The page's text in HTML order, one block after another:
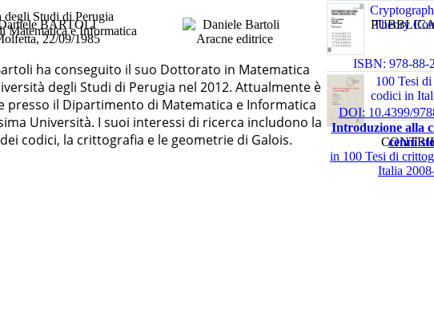
BARTOLI
22/09/1985
degli Studi di Perugia
Matematica e Informatica
ha conseguito il suo Dottorato in Matematica
degli Studi di Perugia nel 2012. Attualmente è
presso il Dipartimento di Matematica e Informatica
Università. I suoi interessi di ricerca includono la
codici, la crittografia e le geometrie di Galois.
Theory
ISBN: 978-88-
100 Tesi
codici in
DOI: 10.4399/
Introduzione alla
cenni
in 100 Tesi di
Italia